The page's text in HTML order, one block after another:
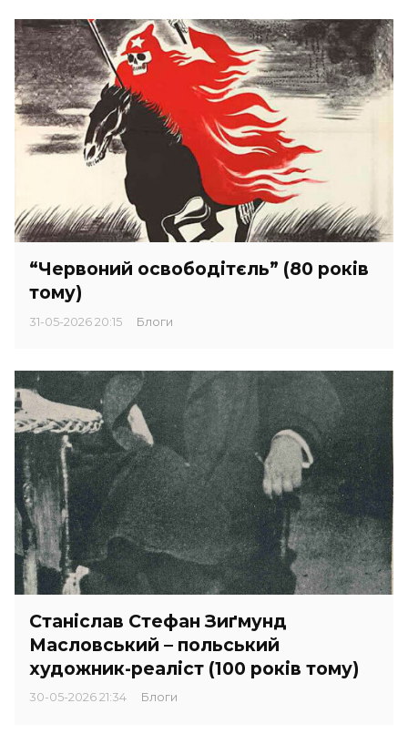
“Червоний освободітєль” (80 років
тому)
31-05-2026 20:15 Блоги
Станіслав Стефан Зиґмунд
Масловський – польський
художник-реаліст (100 років тому)
30-05-2026 21:34 Блоги